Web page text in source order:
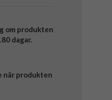
om produkten
dagar.
när produkten